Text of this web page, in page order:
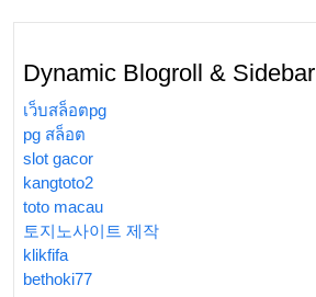
Dynamic Blogroll & Sidebar
เว็บสล็อตpg
pg สล็อต
slot gacor
kangtoto2
toto macau
토지노사이트 제작
klikfifa
bethoki77